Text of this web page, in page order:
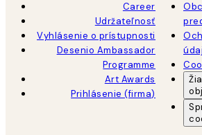
Career
Udržateľnosť
Vyhlásenie o prístupnosti
Desenio Ambassador
Programme
Art Awards
Prihlásenie (firma)